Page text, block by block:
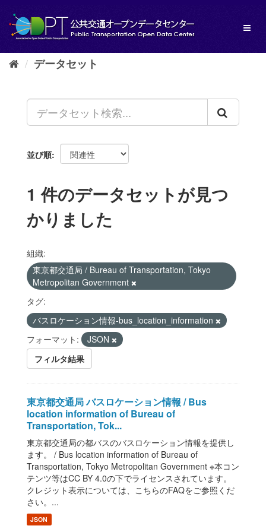
し
データセット
並び順
1 件のデータセットが見つ
かりました
組織:
東京都交通局 / Bureau of Transportation, Tokyo
Metropolitan Government
タグ:
バスロケーション情報-bus_location_information
フォーマット:
JSON
フィルタ結果
東京都交通局 バスロケーション情報 / Bus
location information of Bureau of
Transportation, Tok...
東京都交通局の都バスのバスロケーション情報を提供し
ます。 / Bus location information of Bureau of
Transportation, Tokyo Metropolitan Government ※本コン
テンツ等はCC BY 4.0の下でライセンスされています。
クレジット表示については、こちらのFAQをご参照くだ
さい。...
JSON